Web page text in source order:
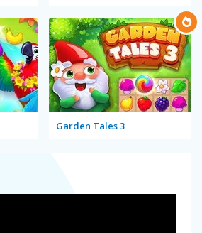
Garden Tales 3